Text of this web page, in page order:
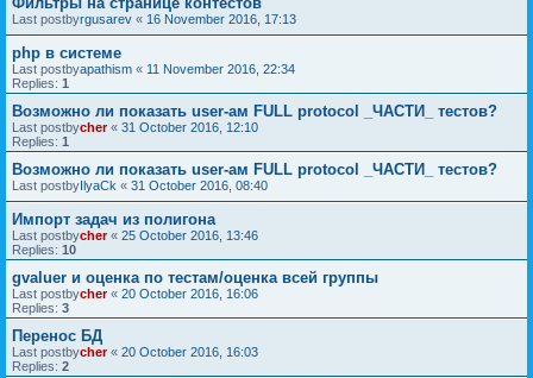
Last postbyrgusarev « 16 November 2016, 17:13
php в системе
Last postbyapathism « 11 November 2016, 22:34
Replies: 1
Возможно ли показать user-ам FULL protocol _ЧАСТИ_ тестов?
Last postbycher« 31 October 2016, 12:10
Replies: 1
Возможно ли показать user-ам FULL protocol _ЧАСТИ_ тестов?
Last postbyIlyaCk « 31 October 2016, 08:40
Импорт задач из полигона
Last postbycher« 25 October 2016, 13:46
Replies: 10
gvaluer и оценка по тестам/оценка всей группы
Last postbycher« 20 October 2016, 16:06
Replies: 3
Перенос БД
Last postbycher« 20 October 2016, 16:03
Replies: 2